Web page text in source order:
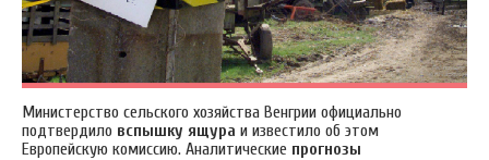
Министерство сельского хозяйства Венгрии официально
подтвердило вспышку ящура и известило об этом
Европейскую комиссию. Аналитические прогнозы